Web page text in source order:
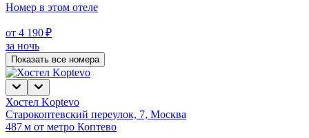
Номер в этом отеле
от 4 190 ₽
за ночь
Показать все номера
Хостел Koptevo
Старокоптевский переулок, 7, Москва
487 м от метро Коптево